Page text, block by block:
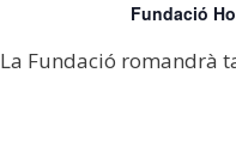
Fundació
La Fundació romandrà